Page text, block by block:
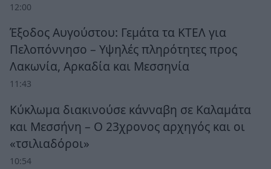
12:00
Έξοδος Αυγούστου: Γεμάτα τα ΚΤΕΛ για
Πελοπόννησο – Υψηλές πληρότητες προς
Λακωνία, Αρκαδία και Μεσσηνία
11:43
Κύκλωμα διακινούσε κάνναβη σε Καλαμάτα
και Μεσσήνη – Ο 23χρονος αρχηγός και οι
«τσιλιαδόροι»
10:54